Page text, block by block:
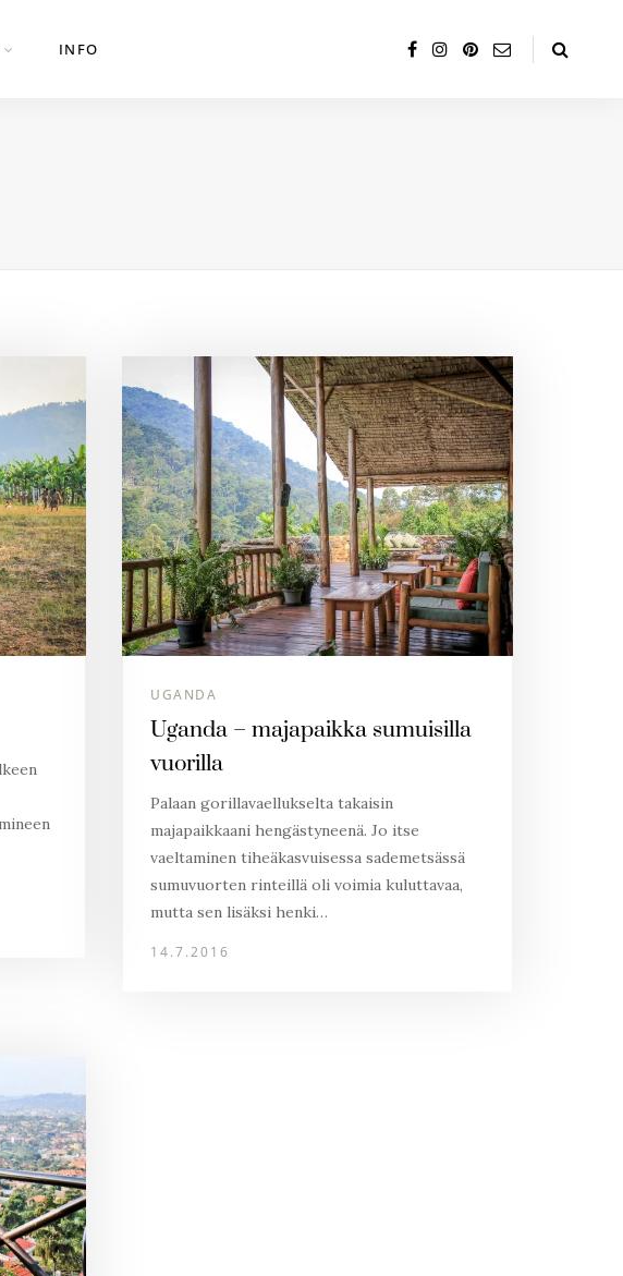
INFO
UGANDA
Uganda – majapaikka sumuisilla
vuorilla
Palaan gorillavaellukselta takaisin
majapaikkaani hengästyneenä. Jo itse
vaeltaminen tiheäkasvuisessa sademetsässä
sumuvuorten rinteillä oli voimia kuluttavaa,
mutta sen lisäksi henki…
14.7.2016